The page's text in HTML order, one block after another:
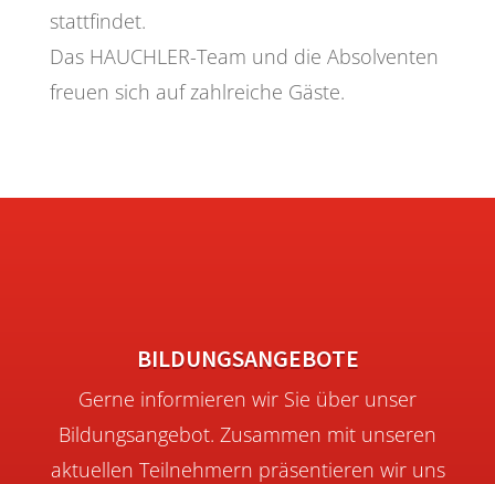
stattfindet.
Das HAUCHLER-Team und die Absolventen
freuen sich auf zahlreiche Gäste.
BILDUNGSANGEBOTE
Gerne informieren wir Sie über unser
Bildungsangebot. Zusammen mit unseren
aktuellen Teilnehmern präsentieren wir uns